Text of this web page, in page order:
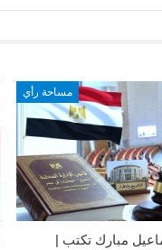
مساحة رأي
مبارك تكتب |